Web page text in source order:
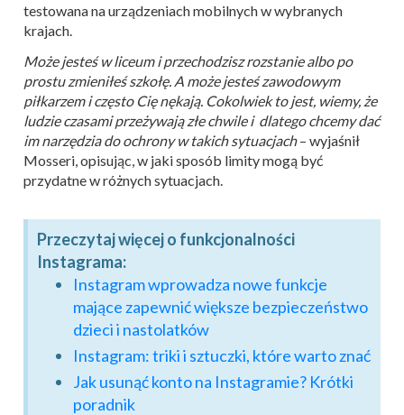
testowana na urządzeniach mobilnych w wybranych
krajach.
Może jesteś w liceum i przechodzisz rozstanie albo po
prostu zmieniłeś szkołę. A może jesteś zawodowym
piłkarzem i często Cię nękają. Cokolwiek to jest, wiemy, że
ludzie czasami przeżywają złe chwile i dlatego chcemy dać
im narzędzia do ochrony w takich sytuacjach– wyjaśnił
Mosseri, opisując, w jaki sposób limity mogą być
przydatne w różnych sytuacjach.
Przeczytaj więcej o funkcjonalności
Instagrama:
Instagram wprowadza nowe funkcje
mające zapewnić większe bezpieczeństwo
dzieci i nastolatków
Instagram: triki i sztuczki, które warto znać
Jak usunąć konto na Instagramie? Krótki
poradnik